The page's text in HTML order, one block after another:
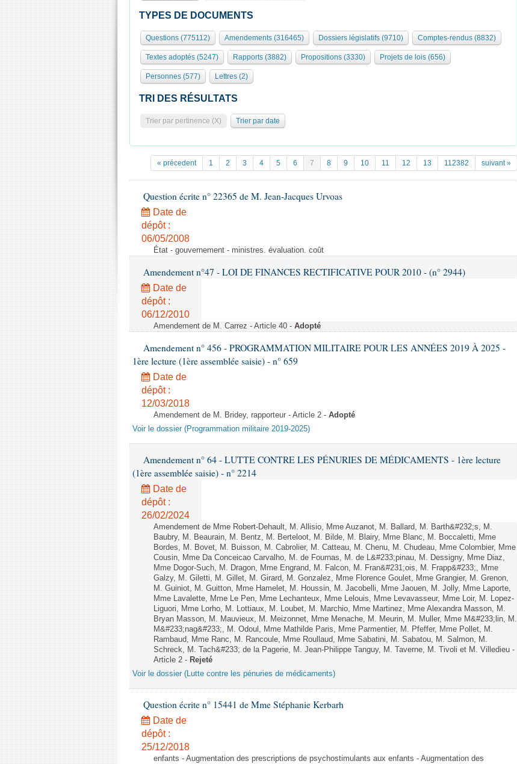
TYPES DE DOCUMENTS
Questions (775112) Amendements (316465) Dossiers législatifs (9710) Comptes-rendus (8832)
Textes adoptés (5247) Rapports (3882) Propositions (3330) Projets de lois (656)
Personnes (577) Lettres (2)
TRI DES RÉSULTATS
Trier par pertinence (X) Trier par date
« précedent 1 2 3 4 5 6 7 8 9 10 11 12 13 112382 suivant »
Question écrite n° 22365 de M. Jean-Jacques Urvoas
Date de
dépôt :
06/05/2008
État - gouvernement - ministres. évaluation. coût
Amendement n°47 - LOI DE FINANCES RECTIFICATIVE POUR 2010 - (n° 2944)
Date de
dépôt :
06/12/2010
Amendement de M. Carrez - Article 40 - Adopté
Amendement n° 456 - PROGRAMMATION MILITAIRE POUR LES ANNÉES 2019 À 2025 -
1ère lecture (1ère assemblée saisie) - n° 659
Date de
dépôt :
12/03/2018
Amendement de M. Bridey, rapporteur - Article 2 - Adopté
Voir le dossier (Programmation militaire 2019-2025)
Amendement n° 64 - LUTTE CONTRE LES PÉNURIES DE MÉDICAMENTS - 1ère lecture
(1ère assemblée saisie) - n° 2214
Date de
dépôt :
26/02/2024
Amendement de Mme Robert-Dehault, M. Allisio, Mme Auzanot, M. Ballard, M. Barth&#232;s, M.
Baubry, M. Beaurain, M. Bentz, M. Berteloot, M. Bilde, M. Blairy, Mme Blanc, M. Boccaletti, Mme
Bordes, M. Bovet, M. Buisson, M. Cabrolier, M. Catteau, M. Chenu, M. Chudeau, Mme Colombier, Mme
Cousin, Mme Da Conceicao Carvalho, M. de Fournas, M. de L&#233;pinau, M. Dessigny, Mme Diaz,
Mme Dogor-Such, M. Dragon, Mme Engrand, M. Falcon, M. Fran&#231;ois, M. Frapp&#233;, Mme
Galzy, M. Giletti, M. Gillet, M. Girard, M. Gonzalez, Mme Florence Goulet, Mme Grangier, M. Grenon,
M. Guiniot, M. Guitton, Mme Hamelet, M. Houssin, M. Jacobelli, Mme Jaouen, M. Jolly, Mme Laporte,
Mme Lavalette, Mme Le Pen, Mme Lechanteux, Mme Lelouis, Mme Levavasseur, Mme Loir, M. Lopez-
Liguori, Mme Lorho, M. Lottiaux, M. Loubet, M. Marchio, Mme Martinez, Mme Alexandra Masson, M.
Bryan Masson, M. Mauvieux, M. Meizonnet, Mme Menache, M. Meurin, M. Muller, Mme M&#233;lin, M.
M&#233;nag&#233;, M. Odoul, Mme Mathilde Paris, Mme Parmentier, M. Pfeffer, Mme Pollet, M.
Rambaud, Mme Ranc, M. Rancoule, Mme Roullaud, Mme Sabatini, M. Sabatou, M. Salmon, M.
Schreck, M. Tach&#233; de la Pagerie, M. Jean-Philippe Tanguy, M. Taverne, M. Tivoli et M. Villedieu -
Article 2 - Rejeté
Voir le dossier (Lutte contre les pénuries de médicaments)
Question écrite n° 15441 de Mme Stéphanie Kerbarh
Date de
dépôt :
25/12/2018
enfants - Augmentation des prescriptions de psychostimulants aux enfants - Augmentation des